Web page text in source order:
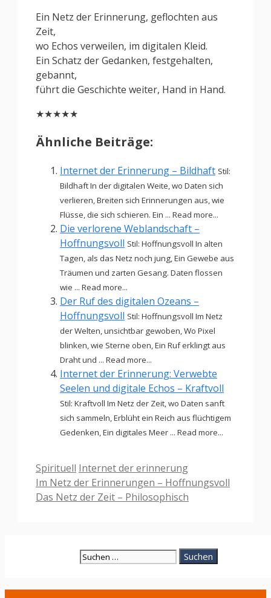
Ein Netz der Erinnerung, geflochten aus
Zeit,
wo Echos verweilen, im digitalen Kleid.
Ein Schatz der Gedanken, festgehalten,
gebannt,
führt die Geschichte weiter, Hand in Hand.
★★★★★
Ähnliche Beiträge:
Internet der Erinnerung – Bildhaft Stil:
Bildhaft In der digitalen Weite, wo Daten sich
verlieren, Breiten sich Erinnerungen aus, wie
Flüsse, die sich schieren. Ein ... Read more...
Die verlorene Weblandschaft –
Hoffnungsvoll Stil: Hoffnungsvoll In alten
Tagen, als das Netz noch jung, Ein Gewebe aus
Träumen und zarten Gesang. Daten flossen
wie ... Read more...
Der Ruf des digitalen Ozeans –
Hoffnungsvoll Stil: Hoffnungsvoll Im Netz
der Welten, unsichtbar gewoben, Wo Pixel
blinken, wie Sterne oben, Ein Ruf erklingt aus
Draht und ... Read more...
Internet der Erinnerung: Verwebte
Seelen und digitale Echos – Kraftvoll
Stil: Kraftvoll Im Netz der Zeit, wo Daten sanft
sich sammeln, Erblüht ein Reich aus flüchtigem
Gedenken, Ein digitales Meer ... Read more...
Kategorien
Spirituell Schlagwörter
Internet der erinnerung
Im Netz der Erinnerungen – Hoffnungsvoll
Das Netz der Zeit – Philosophisch
Suche